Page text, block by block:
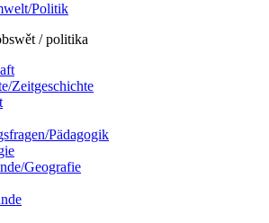
Politik
/ politika
Zeitgeschichte
Pädagogik
Geografie